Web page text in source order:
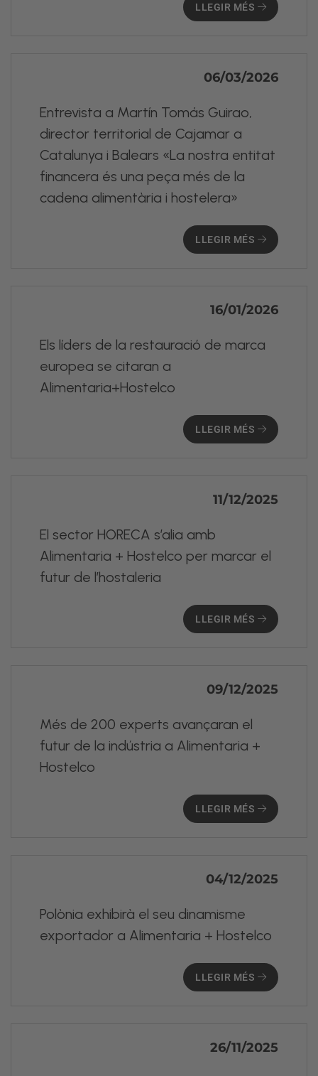
LLEGIR MÉS
06/03/2026
Entrevista a Martín Tomás Guirao,
director territorial de Cajamar a
Catalunya i Balears «La nostra entitat
financera és una peça més de la
cadena alimentària i hostelera»
LLEGIR MÉS
16/01/2026
Els líders de la restauració de marca
europea se citaran a
Alimentaria+Hostelco
LLEGIR MÉS
11/12/2025
El sector HORECA s’alia amb
Alimentaria + Hostelco per marcar el
futur de l’hostaleria
LLEGIR MÉS
09/12/2025
Més de 200 experts avançaran el
futur de la indústria a Alimentaria +
Hostelco
LLEGIR MÉS
04/12/2025
Polònia exhibirà el seu dinamisme
exportador a Alimentaria + Hostelco
LLEGIR MÉS
26/11/2025